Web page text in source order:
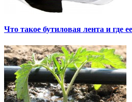
Что такое бутиловая лента и где